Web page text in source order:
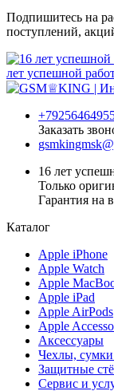
Подпишитесь на
поступлений,
лет успешной
Заказать
16 лет
Только
Гарантия на
Каталог
Apple iPhone
Apple Watch
Apple
Apple iPad
Apple AirPods
Apple
Аксессуары
Чехлы,
Защитные
Сервис и